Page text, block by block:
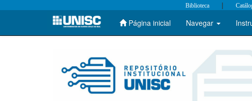
Skip
Biblioteca |
Página inicial Navegar